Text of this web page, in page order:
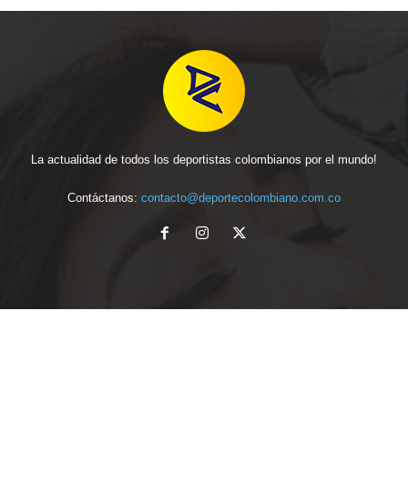
La actualidad de todos los deportistas colombianos por el mundo!
Contáctanos: contacto@deportecolombiano.com.co